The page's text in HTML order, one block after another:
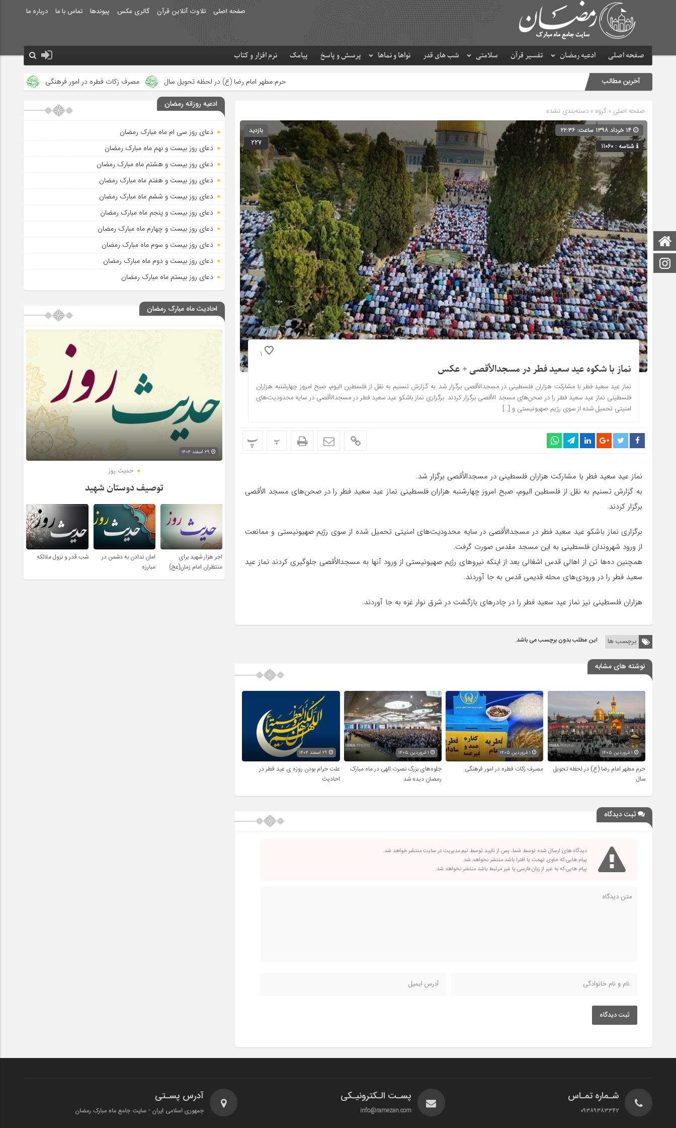
صفحه اصلی تلاوت آنلاین قرآن گالری عکس پیوندها تماس با ما درباره ما
صفحه اصلی ادعیه رمضان تفسیر قرآن سلامتی شب های قدر نواها و نماها پرسش و پاسخ پیامک نرم افزار و کتاب
صفحه اصلی
اینستاگرام
آخرین مطالب حرم مطهر امام رضا (ع) در لحظه تحویل سال مصرف زکات فطره در امور فرهنگی جلوه‌های بزرگ نصرت الهی
صفحه اصلی » گروه » دسته‌بندی نشده
شناسه : 11060
بازدید
227
1
نماز با شکوه عید سعید فطر در مسجدالأقصی + عکس
نماز عید سعید فطر با مشارکت هزاران فلسطینی در مسجدالأقصی برگزار شد. به گزارش تسنیم به نقل از فلسطین الیوم، صبح امروز چهارشنبه هزاران
فلسطینی نماز عید سعید فطر را در صحن‌های مسجد الأقصی برگزار کردند. برگزاری نماز باشکو عید سعید فطر در مسجدالأقصی در سایه محدودیت‌های
امنیتی تحمیل شده از سوی رژیم صهیونیستی و […]
پ پ
نماز عید سعید فطر با مشارکت هزاران فلسطینی در مسجدالأقصی برگزار شد.
به گزارش تسنیم به نقل از فلسطین الیوم، صبح امروز چهارشنبه هزاران فلسطینی نماز عید سعید فطر را در صحن‌های مسجد الأقصی
برگزار کردند.
برگزاری نماز باشکو عید سعید فطر در مسجدالأقصی در سایه محدودیت‌های امنیتی تحمیل شده از سوی رژیم صهیونیستی و ممانعت
از ورود شهروندان فلسطینی به این مسجد مقدس صورت گرفت.
همچنین ده‌ها تن از اهالی قدس اشغالی بعد از اینکه نیروهای رژیم صهیونیستی از ورود آنها به مسجدالأقصی جلوگیری کردند نماز عید
سعید فطر را در ورودی‌های محله قدیمی قدس به جا آوردند.
هزاران فلسطینی نیز نماز عید سعید فطر را در چادرهای بازگشت در شرق نوار غزه به جا آوردند.
برچسب ها این مطلب بدون برچسب می باشد.
نوشته های مشابه
حرم مطهر امام رضا (ع) در لحظه تحویل
سال
۱ فروردین ۱۴۰۵
مصرف زکات فطره در امور فرهنگی
جلوه‌های بزرگ نصرت الهی در ماه مبارک
رمضان دیده شد
علت حرام بودن روزه ی عید فطر در
احادیث
ثبت دیدگاه
دیدگاه های ارسال شده توسط شما، پس از تایید توسط تیم مدیریت در سایت منتشر خواهد شد.
پیام هایی که حاوی تهمت یا افترا باشد منتشر نخواهد شد.
پیام هایی که به غیر از زبان فارسی یا غیر مرتبط باشد منتشر نخواهد شد.
ثبت دیدگاه
ادعیه روزانه رمضان
دعای روز سی ام ماه مبارک رمضان
دعای روز بیست و نهم ماه مبارک رمضان
دعای روز بیست و هشتم ماه مبارک رمضان
دعای روز بیست و هفتم ماه مبارک رمضان
دعای روز بیست و ششم ماه مبارک رمضان
دعای روز بیست و پنجم ماه مبارک رمضان
دعای روز بیست و چهارم ماه مبارک رمضان
دعای روز بیست و سوم ماه مبارک رمضان
دعای روز بیست و دوم ماه مبارک رمضان
دعای روز بیستم ماه مبارک رمضان
احادیث ماه مبارک رمضان
حدیث روز
توصیف دوستان شهید
اجر هزار شهید برای
منتظران امام زمان(عج)
امان ندادن به دشمن در
مبارزه
شب قدر و نزول ملائکه
شـماره تمـاس
۰۹۳۸۹۳۸۳۳۴۲
پسـت الـکترونیـکی
info@ramezan.com
آدرس پسـتی
جمهوری اسلامی ایران - سایت جامع ماه مبارک رمضان